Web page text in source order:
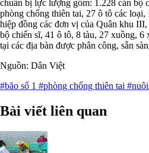
chuẩn bị lực lượng gồm: 1.228 cán bộ
phòng chống thiên tai, 27 ô tô các
hiệp đồng các đơn vị của Quân khu
bộ chiến sĩ, 41 ô tô, 8 tàu, 27 xuồng, 6
tại các địa bàn được phân công, sẵn
Nguồn: Dân Việt
#bão số 1 #phòng chống thiên tai
Bài viết liên quan